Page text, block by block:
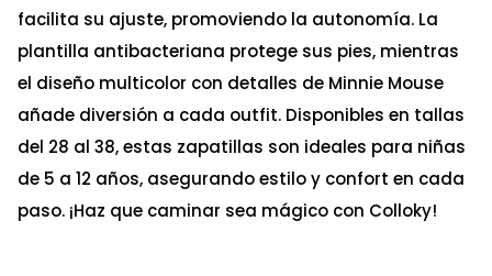
facilita su ajuste, promoviendo la autonomía. La
plantilla antibacteriana protege sus pies, mientras
el diseño multicolor con detalles de Minnie Mouse
añade diversión a cada outfit. Disponibles en tallas
del 28 al 38, estas zapatillas son ideales para niñas
de 5 a 12 años, asegurando estilo y confort en cada
paso. ¡Haz que caminar sea mágico con Colloky!